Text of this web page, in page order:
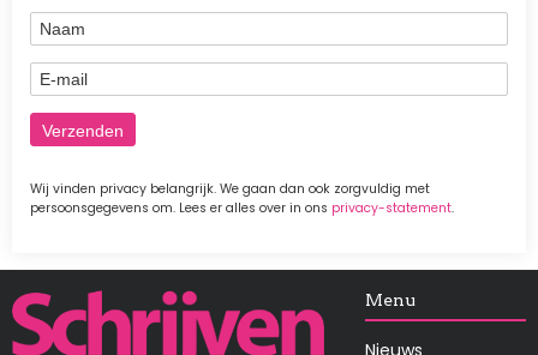
Naam
E-mail
Wij vinden privacy belangrijk. We gaan dan ook zorgvuldig met
persoonsgegevens om. Lees er alles over in ons privacy-statement.
Afbeelding Menu